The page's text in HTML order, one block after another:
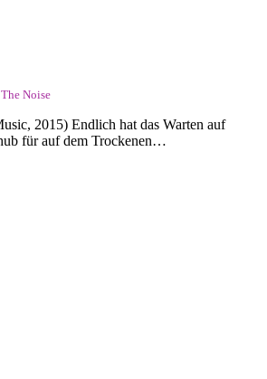
Noise
2015) Endlich hat das Warten auf
für auf dem Trockenen…